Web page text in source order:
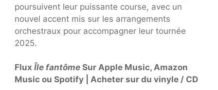
poursuivent leur puissante course, avec un
nouvel accent mis sur les arrangements
orchestraux pour accompagner leur tournée
2025.
Flux Île fantôme Sur Apple Music, Amazon
Music ou Spotify | Acheter sur du vinyle / CD